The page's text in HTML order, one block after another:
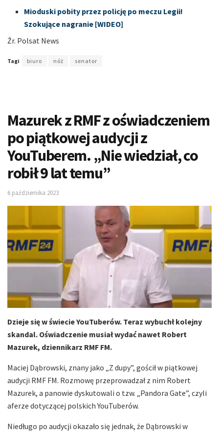
Mioduski pobity przez policję po meczu Legii!
Szokujące nagranie [WIDEO]
Źr. Polsat News
Tagi biuro nóż senator
Mazurek z RMF z oświadczeniem
po piątkowej audycji z
YouTuberem. „Nie wiedział, co
robił 9 lat temu”
6 października 2023
Dzieje się w świecie YouTuberów. Teraz wybuchł kolejny
skandal. Oświadczenie musiał wydać nawet Robert
Mazurek, dziennikarz RMF FM.
Maciej Dąbrowski, znany jako „Z dupy”, gościł w piątkowej
audycji RMF FM. Rozmowę przeprowadzał z nim Robert
Mazurek, a panowie dyskutowali o tzw. „Pandora Gate”, czyli
aferze dotyczącej polskich YouTuberów.
Niedługo po audycji okazało się jednak, że Dąbrowski w